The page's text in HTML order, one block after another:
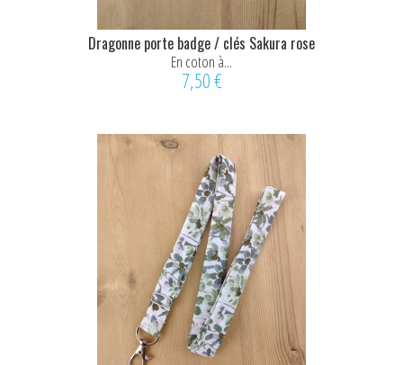
Dragonne porte badge / clés Sakura rose
En coton à...
7,50 €